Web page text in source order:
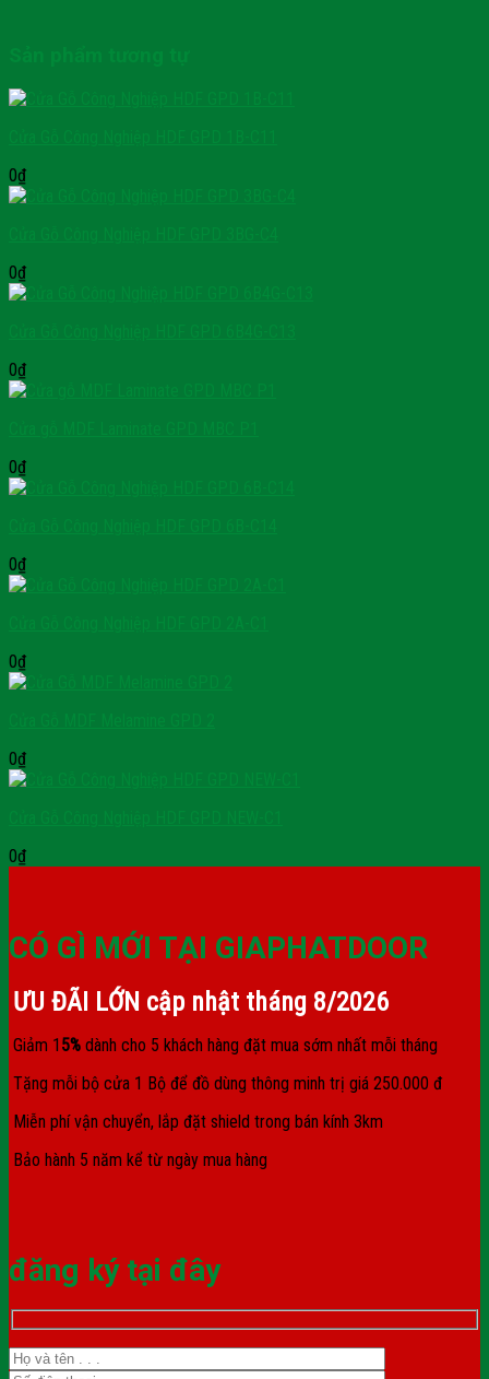
0₫
0₫
0₫
0₫
0₫
0₫
0₫
0₫
CÓ GÌ MỚI TẠI GIAPHATDOOR
ƯU ĐÃI LỚN cập nhật tháng 8/2026
Giảm 1 5% dành cho 5 khách hàng đặt mua sớm nhất mỗi tháng
Tặng mỗi bộ cửa 1 Bộ để đồ dùng thông minh trị giá 250.000 đ
Miễn phí vận chuyển, lắp đặt shield trong bán kính 3km
Bảo hành 5 năm kể từ ngày mua hàng
đăng ký tại đây